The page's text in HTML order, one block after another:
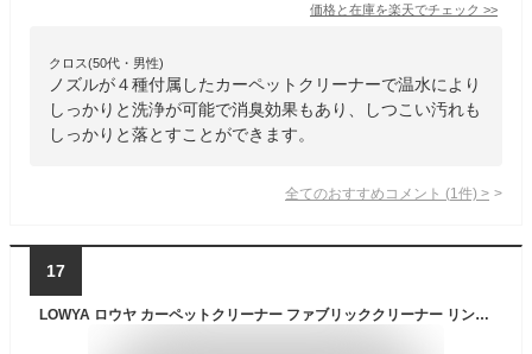
価格と在庫を楽天でチェック >>
クロス(50代・男性)
ノズルが４種付属したカーペットクリーナーで温水により
しっかりと洗浄が可能で消臭効果もあり、しつこい汚れも
しっかりと落とすことができます。
全てのおすすめコメント (1 件) >
17
LOWYA ロウヤ カーペットクリーナー ファブリッククリーナー リンサー 軽量 強力吸引 コンパクト ラグ 車 絨毯 スポット 布 ソファ 洗浄機 家庭用 掃除機 床掃除 コードレス ホワイト